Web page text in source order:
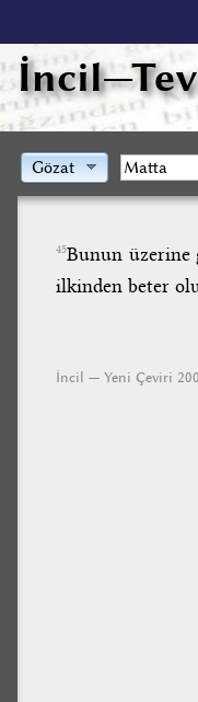
İncil
Gözat
45Bunun üzerine
ilkinden beter
İncil — Yeni Çeviri